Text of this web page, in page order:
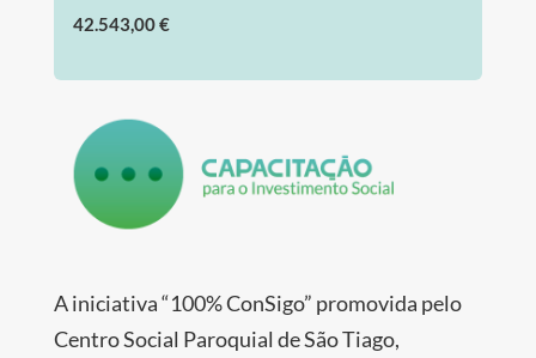
42.543,00 €
A iniciativa “100% ConSigo” promovida pelo
Centro Social Paroquial de São Tiago,